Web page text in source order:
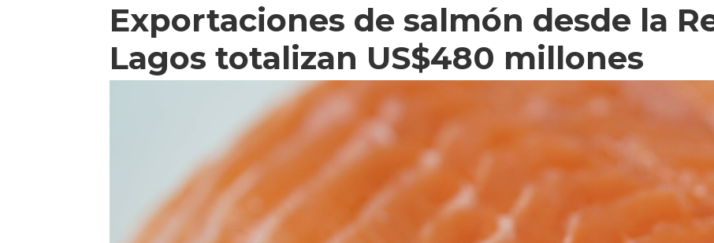
Exportaciones de salmón desde la
Lagos totalizan US$480 millones